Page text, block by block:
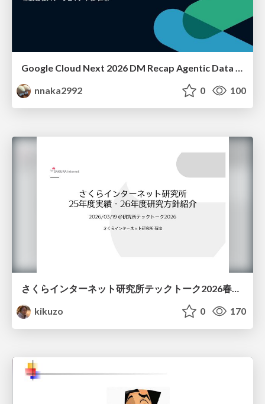
Google Cloud Next 2026 DM Recap Agentic Data Cloudを添えて / Google Cloud Next 2026 DM Recap
nnaka2992
0 100
kikuzo
0 170